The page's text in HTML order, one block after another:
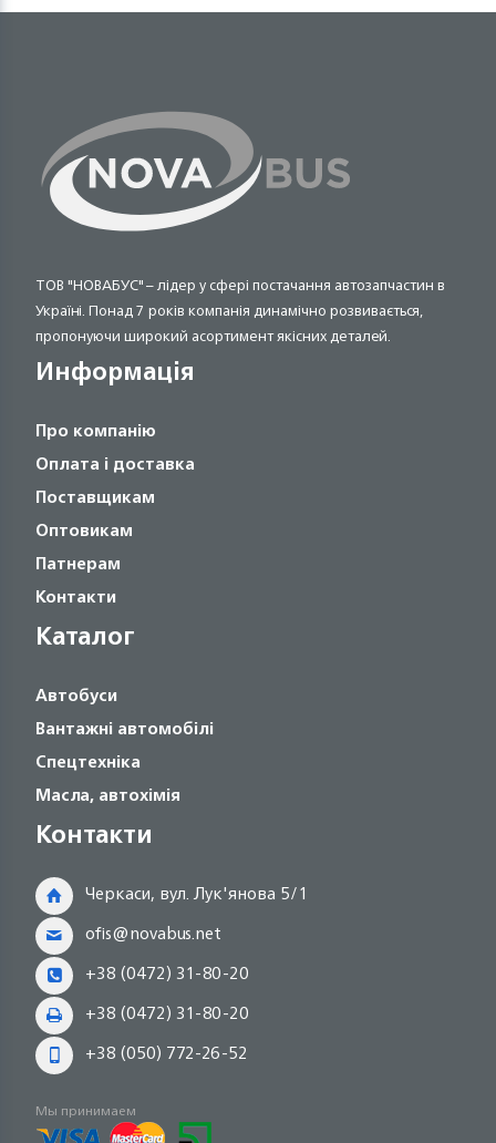
ТОВ "НОВАБУС" – лідер у сфері постачання автозапчастин в
Україні. Понад 7 років компанія динамічно розвивається,
пропонуючи широкий асортимент якісних деталей.
Информація
Про компанію
Оплата і доставка
Поставщикам
Оптовикам
Патнерам
Контакти
Каталог
Автобуси
Вантажні автомобілі
Спецтехніка
Масла, автохімія
Контакти
Черкаси, вул. Лук'янова 5/1
ofis@novabus.net
+38 (0472) 31-80-20
+38 (0472) 31-80-20
+38 (050) 772-26-52
Мы принимаем